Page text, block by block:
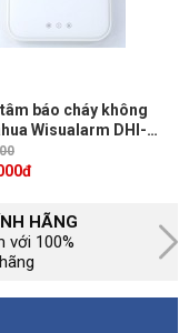
báo cháy không
Wisualarm DHI-
R4, Giao tiếp
và Wifi, Hỗ trợ 4 đèn
đ
HÃNG
với 100%